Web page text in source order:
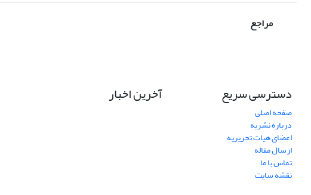
مراجع
دسترسی سریع
صفحه اصلی
درباره نشریه
اعضای هیات تحریریه
ارسال مقاله
تماس با ما
نقشه سایت
آخرین اخبار